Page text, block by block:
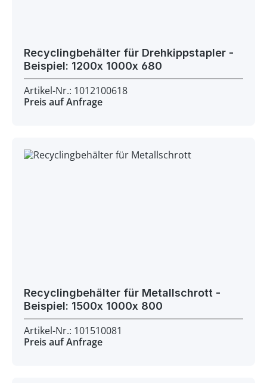
Recyclingbehälter für Drehkippstapler -
Beispiel: 1200x 1000x 680
Artikel-Nr.: 1012100618
Preis auf Anfrage
Recyclingbehälter für Metallschrott -
Beispiel: 1500x 1000x 800
Artikel-Nr.: 101510081
Preis auf Anfrage